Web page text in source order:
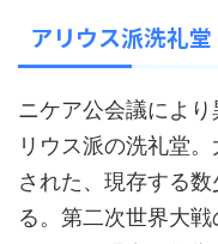
アリウス派洗礼
ニケア公会議によ
リウス派の洗礼堂
された、現存する
る。第二次世界大